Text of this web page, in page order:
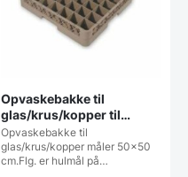
Opvaskebakke til
glas/krus/kopper til
industriopvasker
Opvaskebakke til
glas/krus/kopper måler 50x50
cm.Flg. er hulmål på…